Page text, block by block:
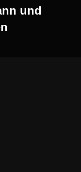
und